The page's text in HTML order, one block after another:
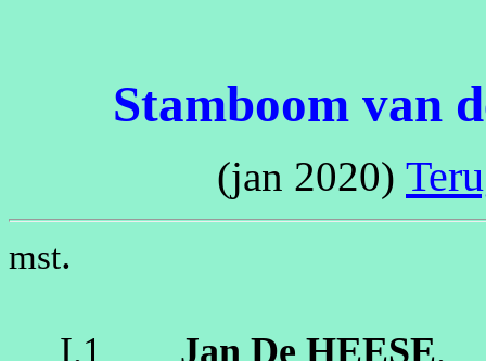
Stamboom van
(jan 2020)
mst.
I.1 Jan De HEESE.